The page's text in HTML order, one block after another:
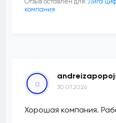
компания
a 30.07.2026
Хорошая компания.